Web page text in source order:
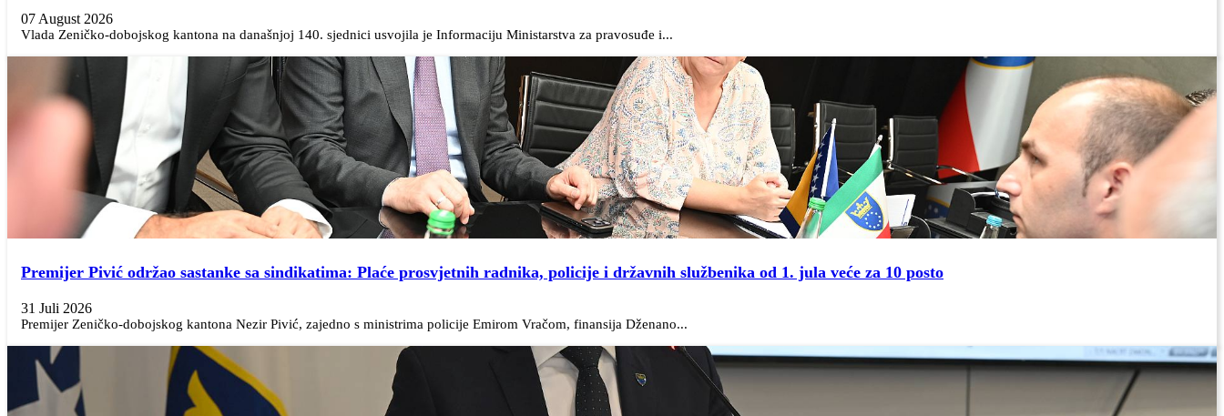
07 August 2026
Vlada Zeničko-dobojskog kantona na današnjoj 140. sjednici usvojila je Informaciju Ministarstva za pravosuđe i...
Premijer Pivić održao sastanke sa sindikatima: Plaće prosvjetnih radnika, policije i državnih službenika od 1. jula veće za 10 posto
31 Juli 2026
Premijer Zeničko-dobojskog kantona Nezir Pivić, zajedno s ministrima policije Emirom Vračom, finansija Dženano...